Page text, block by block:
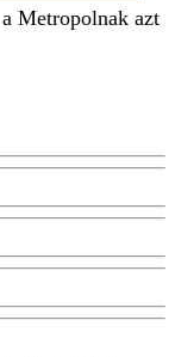
Metropolnak azt